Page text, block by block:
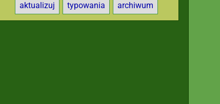
aktualizuj typowania archiwum